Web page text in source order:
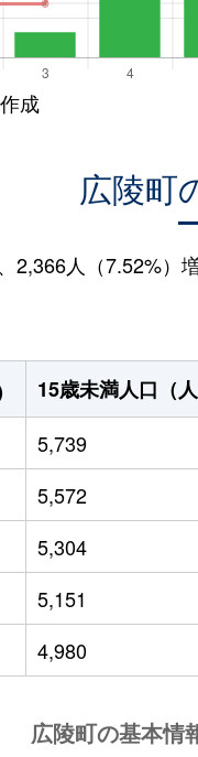
成
広陵町
人（7.52%）
15歳未満人口（人
5,739
5,572
5,304
5,151
4,980